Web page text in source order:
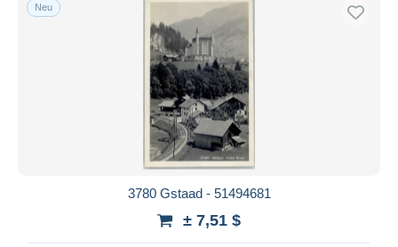
Neu
3780 Gstaad - 51494681
± 7,51 $